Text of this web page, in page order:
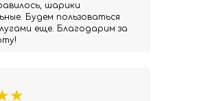
шарики
Будем пользоваться
еще. Благодарим за